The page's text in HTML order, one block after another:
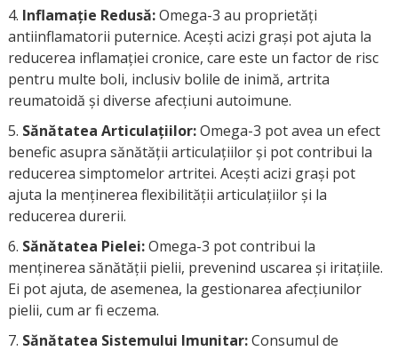
Inflamație Redusă:Omega-3 au proprietăți
antiinflamatorii puternice. Acești acizi grași pot ajuta la
reducerea inflamației cronice, care este un factor de risc
pentru multe boli, inclusiv bolile de inimă, artrita
reumatoidă și diverse afecțiuni autoimune.
Sănătatea Articulațiilor:Omega-3 pot avea un efect
benefic asupra sănătății articulațiilor și pot contribui la
reducerea simptomelor artritei. Acești acizi grași pot
ajuta la menținerea flexibilității articulațiilor și la
reducerea durerii.
Sănătatea Pielei:Omega-3 pot contribui la
menținerea sănătății pielii, prevenind uscarea și iritațiile.
Ei pot ajuta, de asemenea, la gestionarea afecțiunilor
pielii, cum ar fi eczema.
Sănătatea Sistemului Imunitar:Consumul de